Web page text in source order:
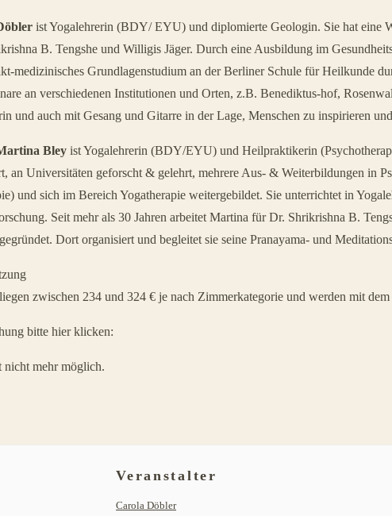
ist Yogalehrerin (BDY/ EYU) und diplomierte Geologin. Sie hat eine
B. Tengshe und Willigis Jäger. Durch eine Ausbildung im
medizinisches Grundlagenstudium an der Berliner Schule für Heilkunde
an verschiedenen Institutionen und Orten, z.B. Benediktus-hof,
und auch mit Gesang und Gitarre in der Lage, Menschen zu inspirieren
Bley ist Yogalehrerin (BDY/EYU) und Heilpraktikerin
an Universitäten geforscht & gelehrt, mehrere Aus- & Weiterbildungen in
und sich im Bereich Yogatherapie weitergebildet. Sie unterrichtet in
Seit mehr als 30 Jahren arbeitet Martina für Dr. Shrikrishna B.
Dort organisiert und begleitet sie seine Pranayama- und
zwischen 234 und 324 € je nach Zimmerkategorie und werden mit
bitte hier klicken:
nicht mehr möglich.
Veranstalter
Carola Döbler